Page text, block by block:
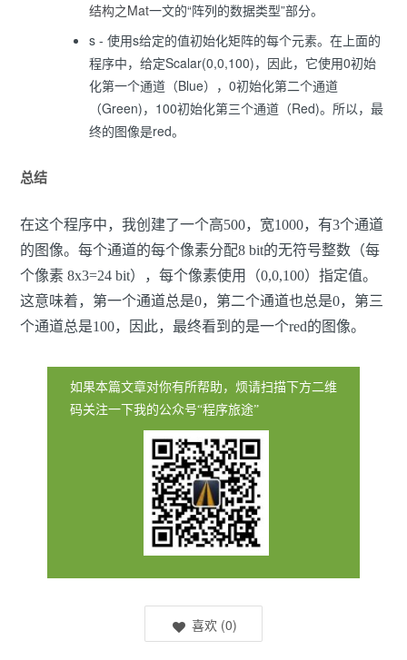
结构之Mat一文的“阵列的数据类型”部分。
s - 使用s给定的值初始化矩阵的每个元素。在上面的
程序中，给定Scalar(0,0,100)，因此，它使用0初始
化第一个通道（Blue），0初始化第二个通道
（Green)，100初始化第三个通道（Red)。所以，最
终的图像是red。
总结
在这个程序中，我创建了一个高500，宽1000，有3个通道
的图像。每个通道的每个像素分配8 bit的无符号整数（每
个像素 8x3=24 bit），每个像素使用（0,0,100）指定值。
这意味着，第一个通道总是0，第二个通道也总是0，第三
个通道总是100，因此，最终看到的是一个red的图像。
如果本篇文章对你有所帮助，烦请扫描下方二维
码关注一下我的公众号“程序旅途”
喜欢 (0)